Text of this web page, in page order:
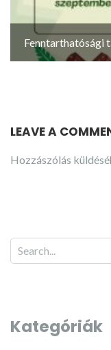
Fenntarthatósági
LEAVE A
Hozzászólás
Kategóriák